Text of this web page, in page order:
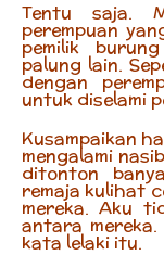
Tentu saja.
perempuan
pemilik
palung lain.
dengan
untuk diselami
Kusampaikan
mengalami
ditonton
remaja kulihat
mereka. Aku
antara mereka.
kata lelaki itu.